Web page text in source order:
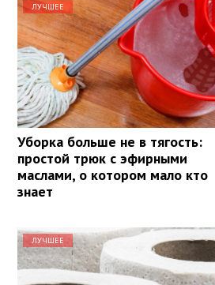
ЛУЧШЕЕ
Уборка больше не в тягость:
простой трюк с эфирными
маслами, о котором мало кто
знает
ЛУЧШЕЕ